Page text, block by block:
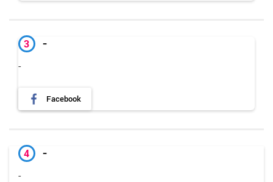
3 -
-
Facebook
4 -
-